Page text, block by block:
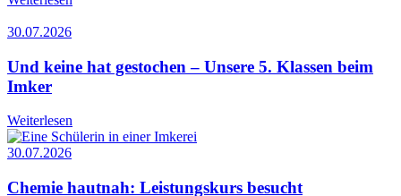
30.07.2026
Und keine hat gestochen – Unsere 5. Klassen beim
Imker
Weiterlesen
30.07.2026
Chemie hautnah: Leistungskurs besucht